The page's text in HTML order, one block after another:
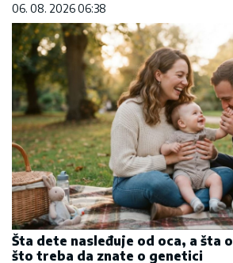
06. 08. 2026 06:38
Šta dete nasleđuje od oca, a šta
što treba da znate o genetici